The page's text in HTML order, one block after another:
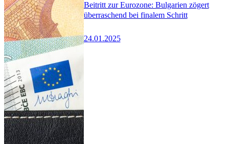
Beitritt zur Eurozone: Bulgarien zögert
überraschend bei finalem Schritt
24.01.2025